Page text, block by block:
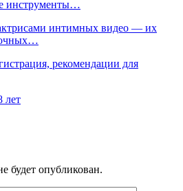
инструменты…
интимных видео — их
рекомендации для
лет
будет опубликован.